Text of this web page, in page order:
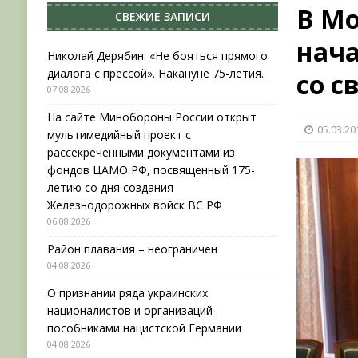
[ 04.08.2026 ] Район плавания – неограничен
[ 04.08.2026 ]
О признании ряда украинских
НОВОСТИ
[ 31.07.2026 ] АВГУСТ В ВОЕННОЙ ИСТОРИИ
[ 07.08.2026 ]
Николай Дерябин: «Не бояться
В
со
СВЕЖИЕ ЗАПИСИ
Николай Дерябин: «Не бояться прямого
диалога с прессой». Накануне 75-летия.
07.08.2026
На сайте Минобороны России открыт
мультимедийный проект с
рассекреченными документами из
фондов ЦАМО РФ, посвященный 175-
летию со дня создания
Железнодорожных войск ВС РФ
06.08.2026
Район плавания – неограничен
04.08.2026
О признании ряда украинских
националистов и организаций
пособниками нацистской Германии
04.08.2026